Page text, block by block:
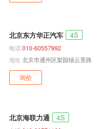
北京东方华正汽车 4S
电话010-60557992
地址 北京市通州区梨园镇云景路
询价
北京海联力通 4S